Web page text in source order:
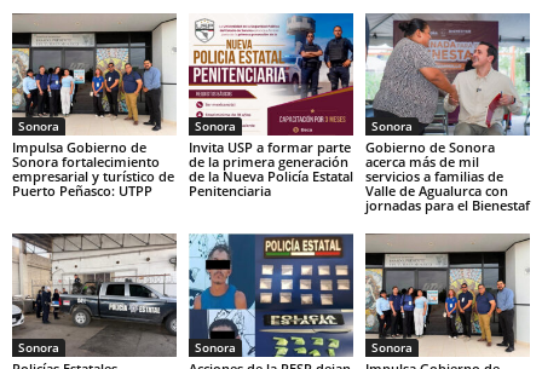
Sonora
Impulsa Gobierno de
Sonora fortalecimiento
empresarial y turístico de
Puerto Peñasco: UTPP
Sonora
Invita USP a formar parte
de la primera generación
de la Nueva Policía Estatal
Penitenciaria
Sonora
Gobierno de Sonora
acerca más de mil
servicios a familias de
Valle de Agualurca con
jornadas para el Bienestaf
Sonora Sonora Sonora